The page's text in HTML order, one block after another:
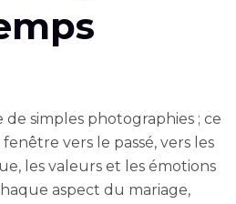
simples photographies ; ce
vers le passé, vers les
les valeurs et les émotions
aspect du mariage,